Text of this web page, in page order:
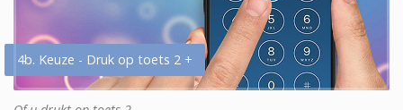
4b. Keuze - Druk op toets 2 +